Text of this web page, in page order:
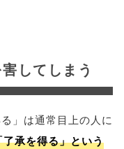
してしまう
」は通常目上の人に
了承を得る」という